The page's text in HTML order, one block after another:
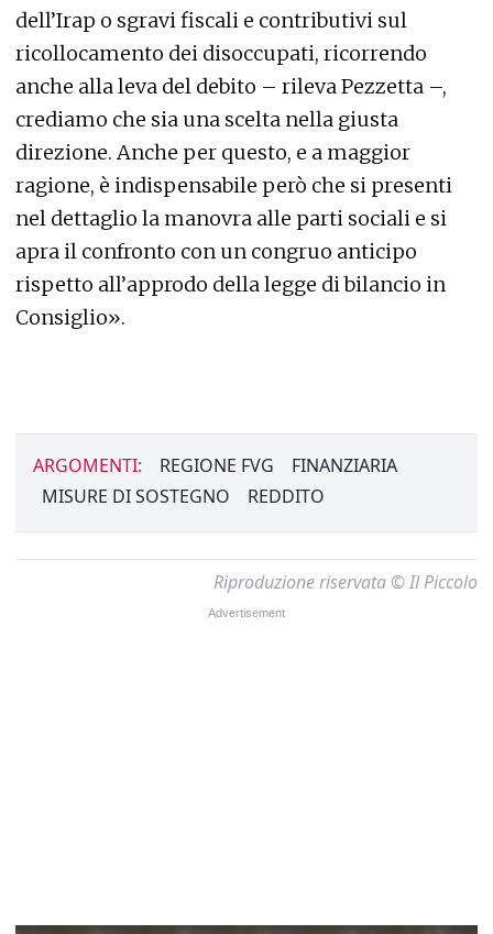
dell’Irap o sgravi fiscali e contributivi sul
ricollocamento dei disoccupati, ricorrendo
anche alla leva del debito – rileva Pezzetta –,
crediamo che sia una scelta nella giusta
direzione. Anche per questo, e a maggior
ragione, è indispensabile però che si presenti
nel dettaglio la manovra alle parti sociali e si
apra il confronto con un congruo anticipo
rispetto all’approdo della legge di bilancio in
Consiglio».
ARGOMENTI: REGIONE FVG
FINANZIARIA
MISURE DI SOSTEGNO
REDDITO
Riproduzione riservata © Il Piccolo